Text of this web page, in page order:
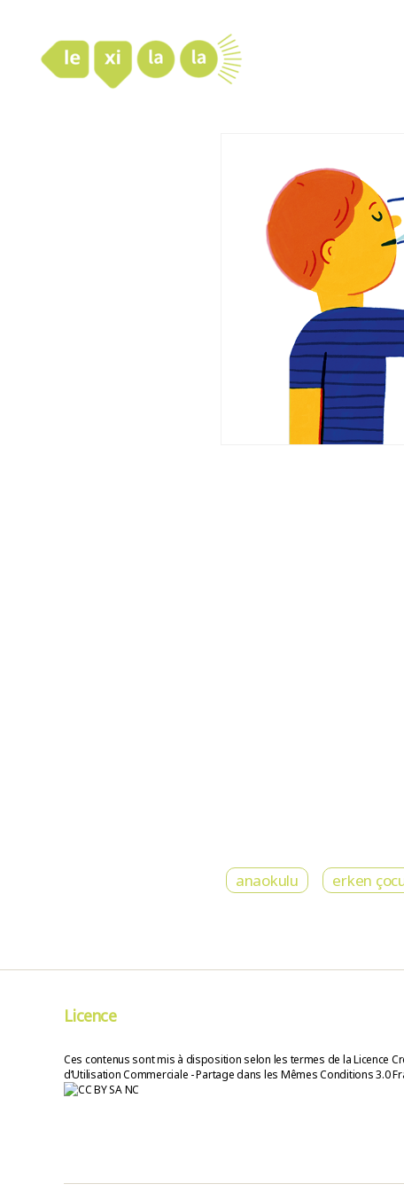
anaokulu erken
Licence
Ces contenus sont mis à disposition selon les termes de la Licence
d’Utilisation Commerciale - Partage dans les Mêmes Conditions 3.0